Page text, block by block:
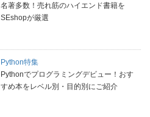
名著多数！売れ筋のハイエンド書籍を
SEshopが厳選
Python特集
Pythonでプログラミングデビュー！おす
すめ本をレベル別・目的別にご紹介